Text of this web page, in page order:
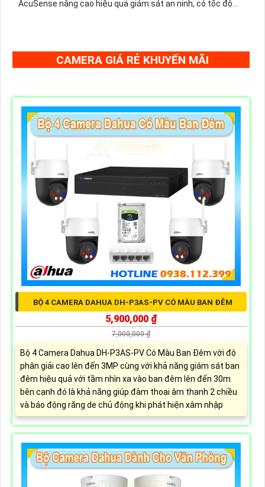
AcuSense nâng cao hiệu quả giám sát an ninh, có tốc độ
CAMERA GIÁ RẺ KHUYẾN MÃI
BỘ 4 CAMERA DAHUA DH-P3AS-PV CÓ MÀU BAN ĐÊM
5,900,000 ₫
7,000,000 ₫
Bộ 4 Camera Dahua DH-P3AS-PV Có Màu Ban Đêm với độ
phân giải cao lên đến 3MP cùng với khả năng giám sát ban
đêm hiệu quả với tầm nhìn xa vào ban đêm lên đến 30m
bên cạnh đó là khả năng giúp đàm thoại âm thanh 2 chiều
và báo động răng de chủ động khi phát hiện xâm nhập